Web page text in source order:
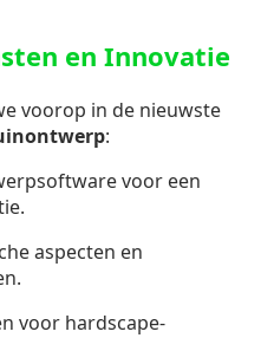
en Innovatie
voorop in de nieuwste
:
voor een
aspecten en
voor hardscape-